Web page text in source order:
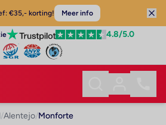
€35,- korting! Meer info
4.8/5.0
/Alentejo/Monforte